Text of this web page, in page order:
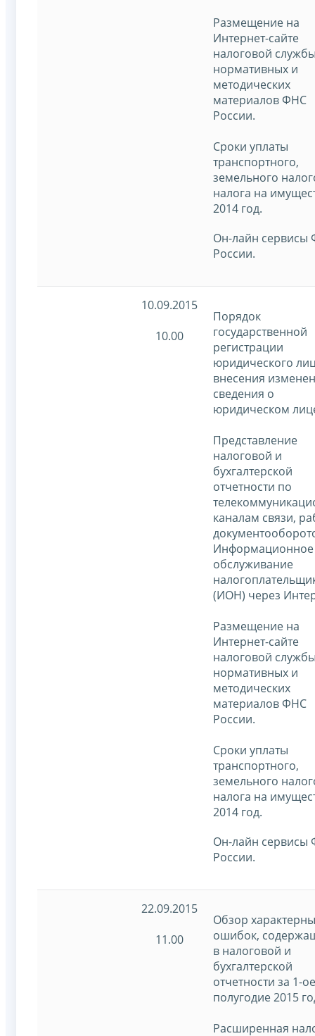
Размещение на
Интернет-сайте
налоговой
нормативных и
методических
материалов ФНС
России.
Сроки уплаты
транспортного,
земельного
налога на
2014 год.
Он-лайн сервисы
России.
10.09.2015
10.00
Порядок
государственной
регистрации
юридического
внесения
сведения о
юридическом
Представление
налоговой и
бухгалтерской
отчетности по
каналам связи,
Информационное
обслуживание
(ИОН) через
Размещение на
Интернет-сайте
налоговой
нормативных и
методических
материалов ФНС
России.
Сроки уплаты
транспортного,
земельного
налога на
2014 год.
Он-лайн сервисы
России.
22.09.2015
11.00
Обзор
ошибок,
в налоговой и
бухгалтерской
отчетности за 1-ое
полугодие 2015
Расширенная